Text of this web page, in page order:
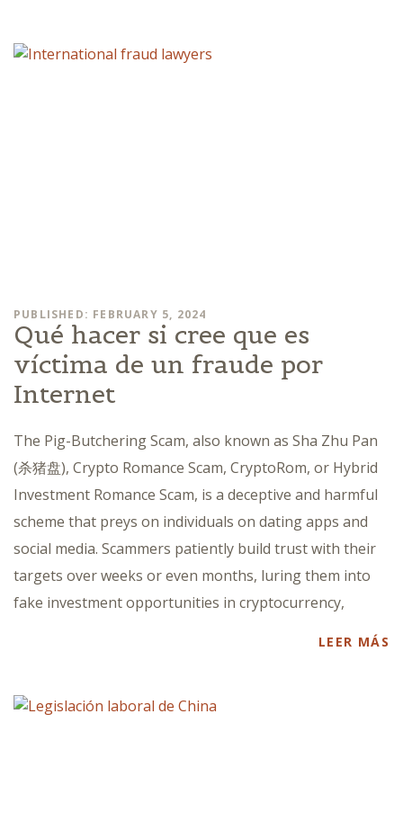
PUBLISHED: FEBRUARY 5, 2024
Qué hacer si cree que es
víctima de un fraude por
Internet
The Pig-Butchering Scam, also known as Sha Zhu Pan
(杀猪盘), Crypto Romance Scam, CryptoRom, or Hybrid
Investment Romance Scam, is a deceptive and harmful
scheme that preys on individuals on dating apps and
social media. Scammers patiently build trust with their
targets over weeks or even months, luring them into
fake investment opportunities in cryptocurrency,
LEER MÁS